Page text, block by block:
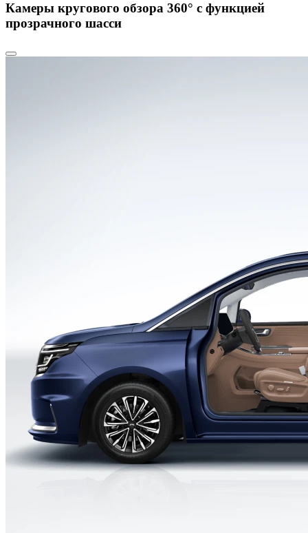
Камеры кругового обзора 360° с функцией
прозрачного шасси